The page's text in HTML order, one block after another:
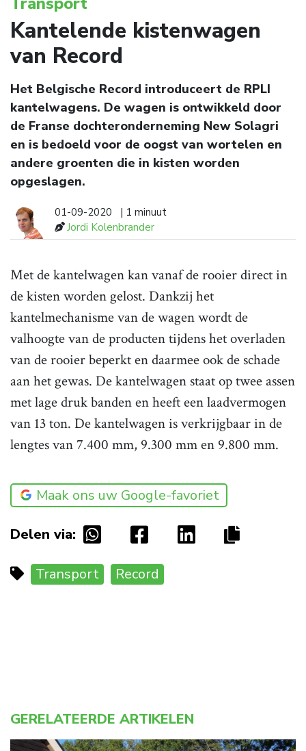
Kantelende kistenwagen
van Record
Het Belgische Record introduceert de RPLI
kantelwagens. De wagen is ontwikkeld door
de Franse dochteronderneming New Solagri
en is bedoeld voor de oogst van wortelen en
andere groenten die in kisten worden
opgeslagen.
01-09-2020
| 1 minuut
Jordi Kolenbrander
Met de kantelwagen kan vanaf de rooier direct in
de kisten worden gelost. Dankzij het
kantelmechanisme van de wagen wordt de
valhoogte van de producten tijdens het overladen
van de rooier beperkt en daarmee ook de schade
aan het gewas. De kantelwagen staat op twee assen
met lage druk banden en heeft een laadvermogen
van 13 ton. De kantelwagen is verkrijgbaar in de
lengtes van 7.400 mm, 9.300 mm en 9.800 mm.
Maak ons uw Google-favoriet
Delen via:
Transport Record
GERELATEERDE ARTIKELEN